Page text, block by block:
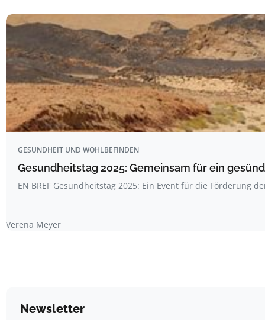
GESUNDHEIT UND WOHLBEFINDEN
Gesundheitstag 2025: Gemeinsam für ein
EN BREF Gesundheitstag 2025: Ein Event für die Förderung
Verena Meyer
Newsletter